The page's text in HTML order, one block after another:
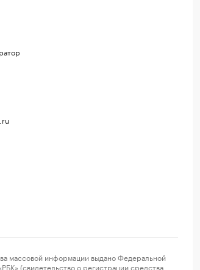
массовой информации выдано Федеральной
(свидетельство о регистрации средства